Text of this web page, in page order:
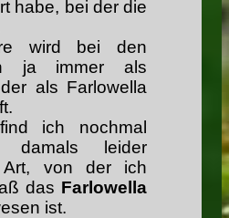
habe, bei der die
wird bei den
ja immer als
als Farlowella
ich nochmal
damals leider
Art, von der ich
das Farlowella
ist.